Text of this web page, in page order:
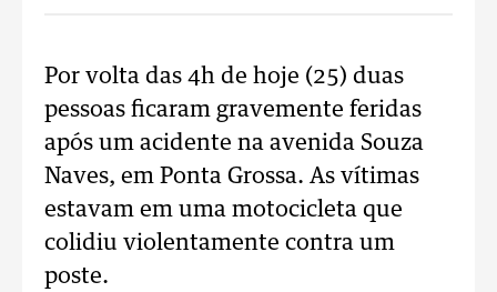
Por volta das 4h de hoje (25) duas
pessoas ficaram gravemente feridas
após um acidente na avenida Souza
Naves, em Ponta Grossa. As vítimas
estavam em uma motocicleta que
colidiu violentamente contra um
poste.